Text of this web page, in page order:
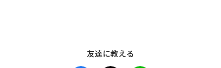
友達に教える